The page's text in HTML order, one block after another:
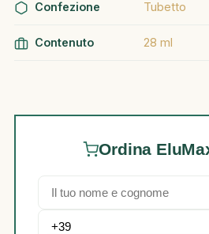
Confezione Tubetto
Contenuto 28 ml
Ordina